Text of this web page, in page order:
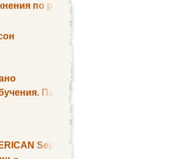
по развитию памяти
Пауль Шелли
September 1979